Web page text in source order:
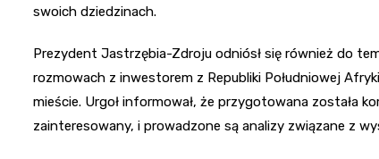
swoich dziedzinach.
Prezydent Jastrzębia-Zdroju odniósł się również do
rozmowach z inwestorem z Republiki Południowej
mieście. Urgoł informował, że przygotowana została
zainteresowany, i prowadzone są analizy związane z